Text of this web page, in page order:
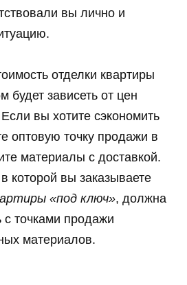
вы лично и
отделки квартиры
будет зависеть от цен
вы хотите сэкономить
оптовую точку продажи в
материалы с доставкой.
которой вы заказываете
«под ключ», должна
с точками продажи
материалов.